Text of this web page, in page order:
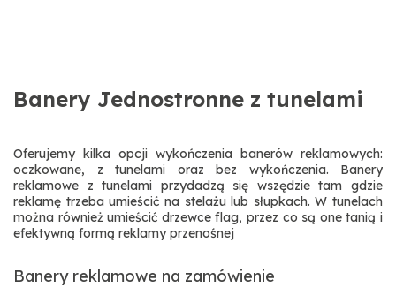
Banery Jednostronne z tunelami
Oferujemy kilka opcji wykończenia banerów reklamowych:
oczkowane, z tunelami oraz bez wykończenia. Banery
reklamowe z tunelami przydadzą się wszędzie tam gdzie
reklamę trzeba umieścić na stelażu lub słupkach. W tunelach
można również umieścić drzewce flag, przez co są one tanią i
efektywną formą reklamy przenośnej
Banery reklamowe na zamówienie